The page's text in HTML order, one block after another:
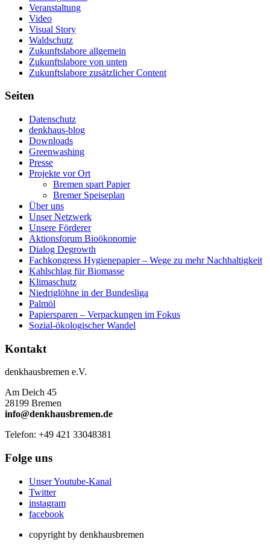
Veranstaltung
Video
Visual Story
Waldschutz
Zukunftslabore allgemein
Zukunftslabore von unten
Zukunftslabore zusätzlicher Content
Seiten
Datenschutz
denkhaus-blog
Downloads
Greenwashing
Presse
Projekte vor Ort
Bremen spart Papier
Bremer Speiseplan
Über uns
Unser Netzwerk
Unsere Förderer
Aktionsforum Bioökonomie
Dialog Degrowth
Fachkongress Hygienepapier – Wege zu mehr Nachhaltigkeit
Kahlschlag für Biomasse
Klimaschutz
Niedriglöhne in der Bundesliga
Palmöl
Papiersparen – Verpackungen im Fokus
Sozial-ökologischer Wandel
Kontakt
denkhausbremen e.V.
Am Deich 45
28199 Bremen
info@denkhausbremen.de
Telefon: +49 421 33048381
Folge uns
Unser Youtube-Kanal
Twitter
instagram
facebook
copyright by denkhausbremen